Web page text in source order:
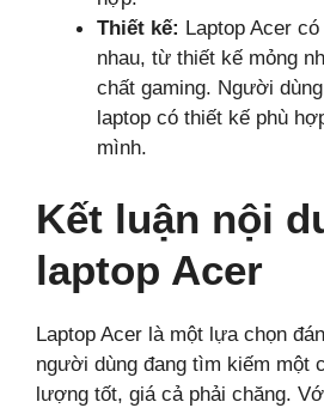
Thiết kế: Laptop Acer
nhau, từ thiết kế mỏng
chất gaming. Người
laptop có thiết kế phù
mình.
Kết luận nội
laptop Acer
Laptop Acer là một lựa chọn
người dùng đang tìm kiếm một
lượng tốt, giá cả phải chăng.